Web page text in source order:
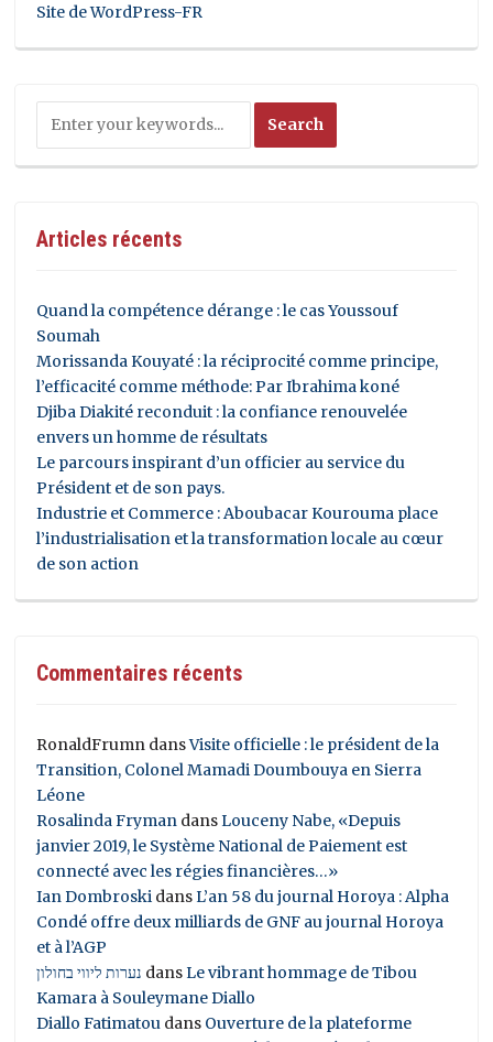
Site de WordPress-FR
Articles récents
Quand la compétence dérange : le cas Youssouf
Soumah
Morissanda Kouyaté : la réciprocité comme principe,
l’efficacité comme méthode: Par Ibrahima koné
Djiba Diakité reconduit : la confiance renouvelée
envers un homme de résultats
Le parcours inspirant d’un officier au service du
Président et de son pays.
Industrie et Commerce : Aboubacar Kourouma place
l’industrialisation et la transformation locale au cœur
de son action
Commentaires récents
RonaldFrumn dansVisite officielle : le président de la
Transition, Colonel Mamadi Doumbouya en Sierra
Léone
Rosalinda Fryman dansLouceny Nabe, «Depuis
janvier 2019, le Système National de Paiement est
connecté avec les régies financières…»
Ian Dombroski dansL’an 58 du journal Horoya : Alpha
Condé offre deux milliards de GNF au journal Horoya
et à l’AGP
נערות ליווי בחולון dansLe vibrant hommage de Tibou
Kamara à Souleymane Diallo
Diallo Fatimatou dans Ouverture de la plateforme